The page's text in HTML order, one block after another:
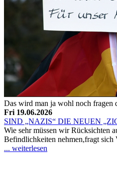
Das wird man ja wohl noch fragen
Fri 19.06.2026
SIND „NAZIS“ DIE NEUEN
Wie sehr müssen wir Rücksichten
Befindlichkeiten nehmen,fragt sich
... weiterlesen